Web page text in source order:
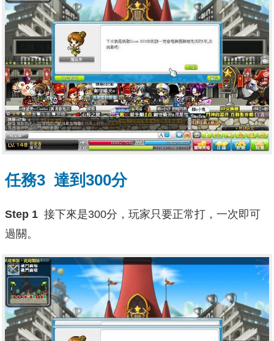
任務3 達到300分
Step 1 接下來是300分，玩家只要正常打，一次即可
過關。